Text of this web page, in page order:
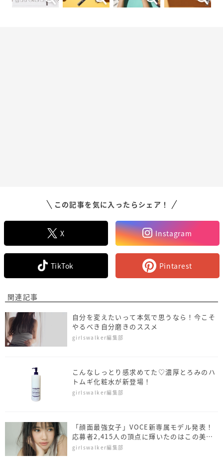
この記事を気に入ったらシェア！
X Instagram
TikTok Pintarest
関連記事
自分を変えたいって本気で思うなら！今こそ
やるべき自分磨きのススメ
girlswalker編集部
こんなしっとり感求めてた♡濃厚とろみのハ
トムギ化粧水が新登場！
girlswalker編集部
「顔面最強女子」VOCE新専属モデル発表！
応募者2,415人の頂点に輝いたのはこの美
女!!
girlswalker編集部